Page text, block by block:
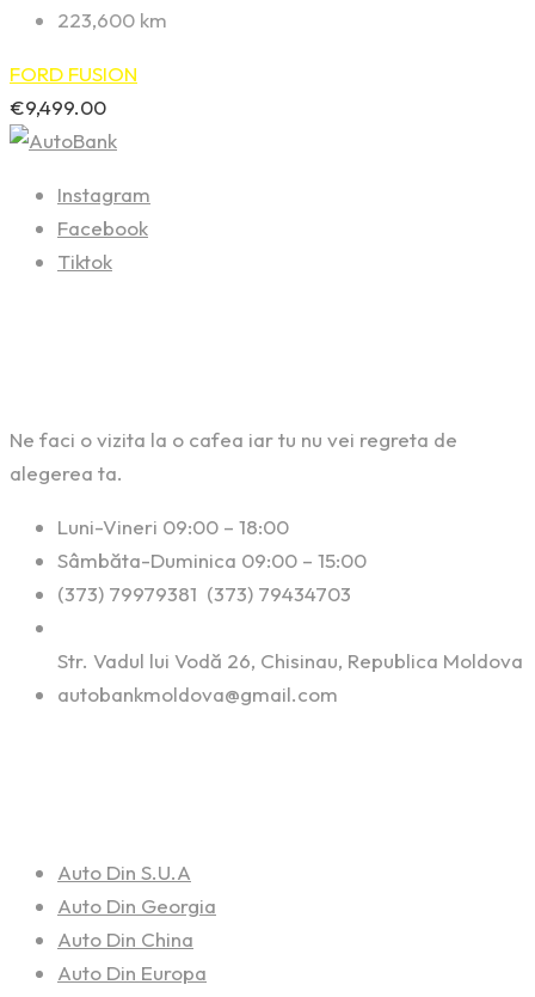
223,600 km
FORD FUSION
€9,499.00
Instagram
Facebook
Tiktok
Ne faci o vizita la o cafea iar tu nu vei regreta de
alegerea ta.
Luni-Vineri 09:00 – 18:00
Sâmbăta-Duminica 09:00 – 15:00
(373) 79979381 (373) 79434703
Str. Vadul lui Vodă 26, Chisinau, Republica Moldova
autobankmoldova@gmail.com
Auto Din S.U.A
Auto Din Georgia
Auto Din China
Auto Din Europa